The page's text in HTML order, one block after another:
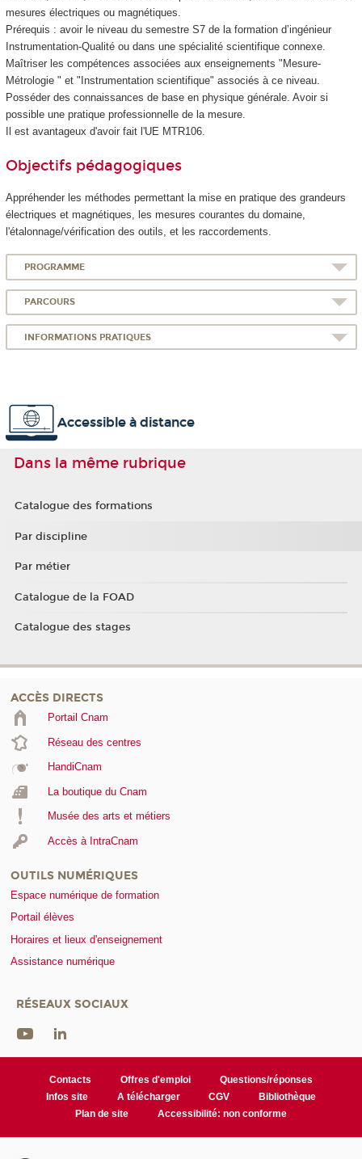
mesures électriques ou magnétiques.
Prérequis : avoir le niveau du semestre S7 de la formation d’ingénieur
Instrumentation-Qualité ou dans une spécialité scientifique connexe.
Maîtriser les compétences associées aux enseignements "Mesure-
Métrologie " et "Instrumentation scientifique" associés à ce niveau.
Posséder des connaissances de base en physique générale. Avoir si
possible une pratique professionnelle de la mesure.
Il est avantageux d'avoir fait l'UE MTR106.
Objectifs pédagogiques
Appréhender les méthodes permettant la mise en pratique des grandeurs
électriques et magnétiques, les mesures courantes du domaine,
l'étalonnage/vérification des outils, et les raccordements.
PROGRAMME
PARCOURS
INFORMATIONS PRATIQUES
Accessible à distance
Dans la même rubrique
Catalogue des formations
Par discipline
Par métier
Catalogue de la FOAD
Catalogue des stages
ACCÈS DIRECTS
Portail Cnam
Réseau des centres
HandiCnam
La boutique du Cnam
Musée des arts et métiers
Accès à IntraCnam
OUTILS NUMÉRIQUES
Espace numérique de formation
Portail élèves
Horaires et lieux d'enseignement
Assistance numérique
RÉSEAUX SOCIAUX
Contacts Offres d'emploi
Questions/réponses
Infos site
A télécharger CGV
Bibliothèque
Plan de site
Accessibilité: non conforme